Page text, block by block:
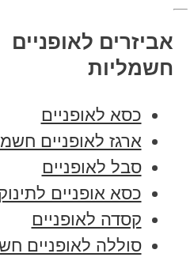
אביזרים לאופניים
חשמליות
כסא לאופניים
ארגז לאופניים
סבל לאופניים
כסא אופניים
קסדה לאופניים
סוללה לאופניים